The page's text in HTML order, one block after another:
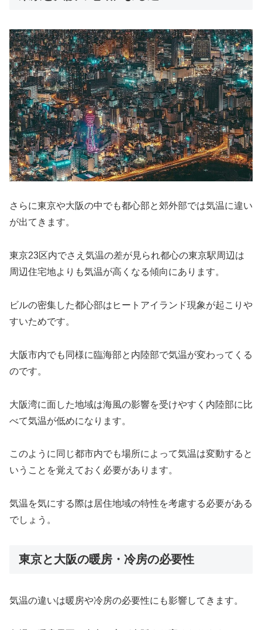
さらに東京や大阪の中でも都心部と郊外部では気温に違い
が出てきます。
東京23区内でさえ気温の差が見られ都心の東京駅周辺は
周辺住宅地よりも気温が高くなる傾向にあります。
ビルの密集した都心部はヒートアイランド現象が起こりや
すいためです。
大阪市内でも同様に臨海部と内陸部で気温が変わってくる
のです。
大阪湾に面した地域は海風の影響を受けやすく内陸部に比
べて気温が低めになります。
このように同じ都市内でも場所によって気温は変動すると
いうことを覚えておく必要があります。
気温を気にする際は居住地域の特性を考慮する必要がある
でしょう。
東京と大阪の暖房・冷房の必要性
気温の違いは暖房や冷房の必要性にも影響してきます。